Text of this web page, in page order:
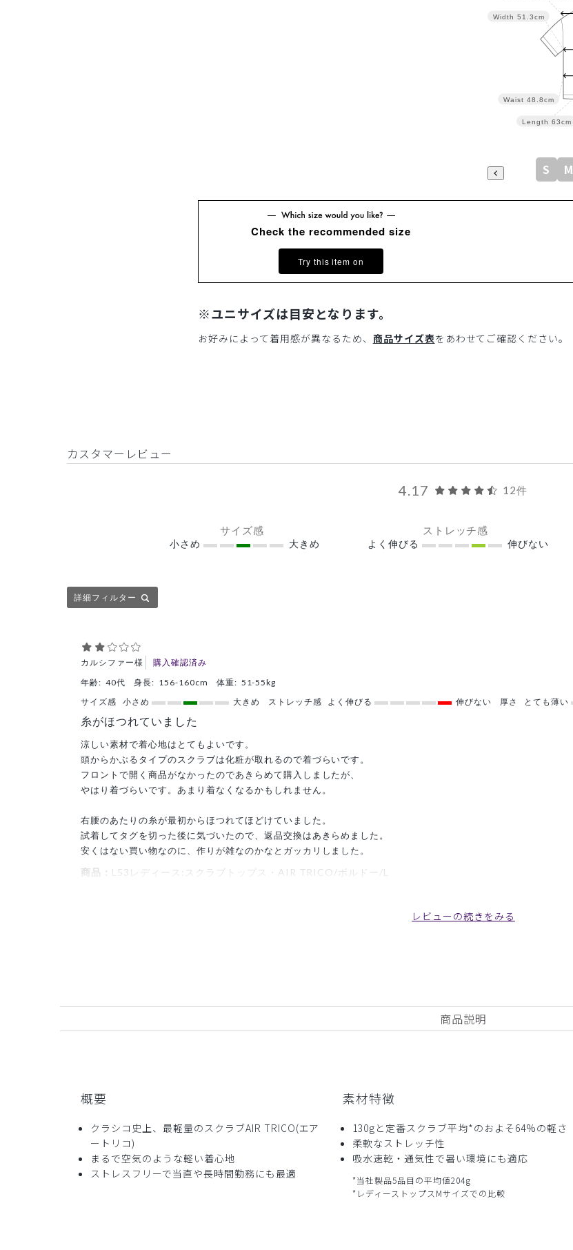
Length 63cm
Waist 48.8cm
Width 51.3cm
S M
Check the recommended size
Try this item on
※ユニサイズは目安となります。
お好みによって着用感が異なるため、 商品サイズ表をあわせてご確認ください。
カスタマーレビュー
4.17 12件
サイズ感
小さめ 大きめ
ストレッチ感
よく伸びる 伸びない
詳細フィルター
カルシファー様 購入確認済み
年齢: 40代 身長: 156-160cm 体重: 51-55kg
サイズ感
小さめ 大きめ ストレッチ感 よく伸びる 伸びない 厚さ とても薄い
糸がほつれていました
涼しい素材で着心地はとてもよいです。
頭からかぶるタイプのスクラブは化粧が取れるので着づらいです。
フロントで開く商品がなかったのであきらめて購入しましたが、
やはり着づらいです。あまり着なくなるかもしれません。
右腰のあたりの糸が最初からほつれてほどけていました。
試着してタグを切った後に気づいたので、返品交換はあきらめました。
安くはない買い物なのに、作りが雑なのかなとガッカリしました。
商品： L53レディース:スクラブトップス・AIR TRICO/ボルドー/L
年齢:40代 身長:151-155cm 体重:45kg以下
伸びない
レビューの続きをみる
商品説明
概要
クラシコ史上、最軽量のスクラブAIR TRICO(エア
ートリコ)
まるで空気のような軽い着心地
ストレスフリーで当直や長時間勤務にも最適
素材特徴
130gと定番スクラブ平均*のおよそ64%の軽さ
柔軟なストレッチ性
吸水速乾・通気性で暑い環境にも適応
*当社製品5品目の平均値204g
*レディーストップスMサイズでの比較